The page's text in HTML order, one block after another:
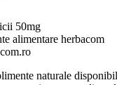
naturale